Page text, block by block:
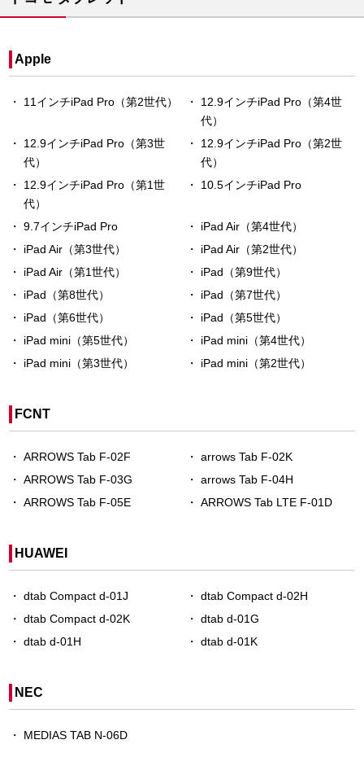
Apple
11インチiPad Pro（第2世代）
12.9インチiPad Pro（第4世
代）
12.9インチiPad Pro（第3世
代）
12.9インチiPad Pro（第2世
代）
12.9インチiPad Pro（第1世
代）
10.5インチiPad Pro
9.7インチiPad Pro
iPad Air（第4世代）
iPad Air（第3世代）
iPad Air（第2世代）
iPad Air（第1世代）
iPad（第9世代）
iPad（第8世代）
iPad（第7世代）
iPad（第6世代）
iPad（第5世代）
iPad mini（第5世代）
iPad mini（第4世代）
iPad mini（第3世代）
iPad mini（第2世代）
FCNT
ARROWS Tab F-02F
arrows Tab F-02K
ARROWS Tab F-03G
arrows Tab F-04H
ARROWS Tab F-05E
ARROWS Tab LTE F-01D
HUAWEI
dtab Compact d-01J
dtab Compact d-02H
dtab Compact d-02K
dtab d-01G
dtab d-01H
dtab d-01K
NEC
MEDIAS TAB N-06D